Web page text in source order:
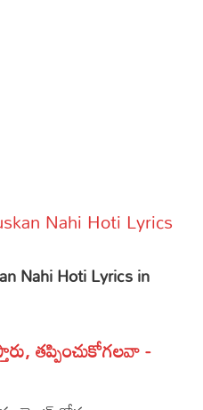
Songs
Nahi Hoti Lyrics
Nahi Hoti Lyrics in
తప్పించుకోగలవా -